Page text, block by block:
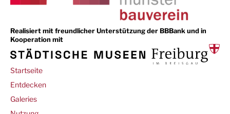
Realisiert mit freundlicher Unterstützung der BBBank und in
Kooperation mit
Main
navigation
Startseite
Entdecken
Galeries